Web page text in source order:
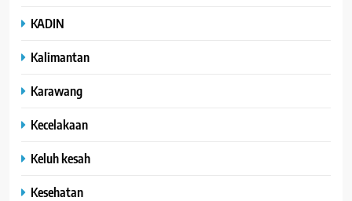
KADIN
Kalimantan
Karawang
Kecelakaan
Keluh kesah
Kesehatan